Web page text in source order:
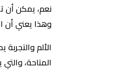
نعم، يمكن أن
وهذا يعني أن
الألم
المتاحة،